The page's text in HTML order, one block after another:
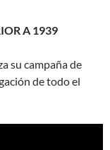
A 1939
su campaña de
de todo el